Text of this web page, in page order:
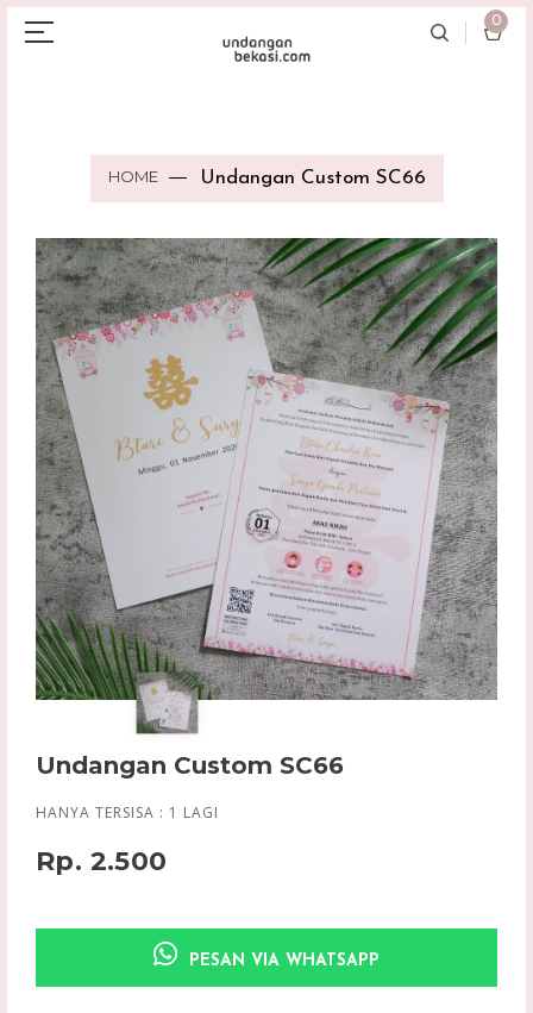
0
HOME Undangan Custom SC66
Undangan Custom SC66
HANYA TERSISA : 1 LAGI
Rp. 2.500
PESAN VIA WHATSAPP